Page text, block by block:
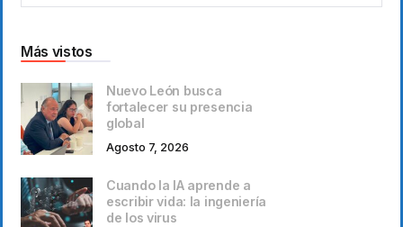
Más vistos
Nuevo León busca
fortalecer su presencia
global
Agosto 7, 2026
Cuando la IA aprende a
escribir vida: la ingeniería
de los virus